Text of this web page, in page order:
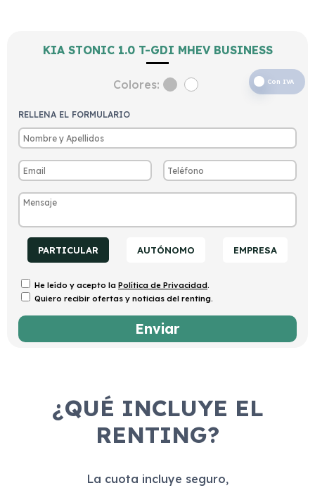
KIA STONIC 1.0 T-GDI MHEV BUSINESS
Con IVA
Colores:
RELLENA EL FORMULARIO
PARTICULAR AUTÓNOMO EMPRESA
He leído y acepto la Política de Privacidad.
Quiero recibir ofertas y noticias del renting.
¿QUÉ INCLUYE EL
RENTING?
La cuota incluye seguro,